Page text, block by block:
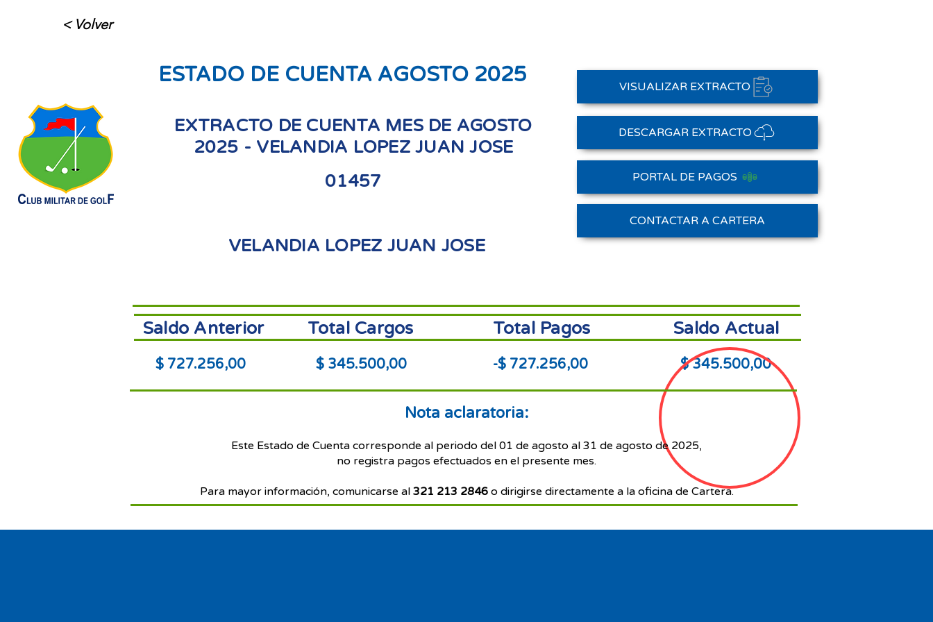
< Volver
ESTADO DE CUENTA AGOSTO 2025
EXTRACTO DE CUENTA MES DE AGOSTO
2025 - VELANDIA LOPEZ JUAN JOSE
01457
Saldo Anterior
VELANDIA LOPEZ JUAN JOSE
VISUALIZAR EXTRACTO
DESCARGAR EXTRACTO
PORTAL DE PAGOS
CONTACTAR A CARTERA
Saldo Anterior Total Cargos Total Pagos Saldo Actual
$ 727.256,00 $ 345.500,00 -$ 727.256,00 $ 345.500,00
Nota aclaratoria:
Este Estado de Cuenta corresponde al periodo del 01 de agosto al 31 de agosto de 2025,
no registra pagos efectuados en el presente mes.
Para mayor información, comunicarse al 321 213 2846o dirigirse directamente a la oficina de Cartera.